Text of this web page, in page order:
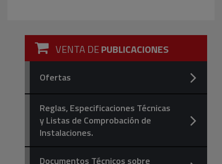
VENTA DEPUBLICACIONES
Ofertas
Reglas, Especificaciones Técnicas
y Listas de Comprobación de
Instalaciones.
Documentos Técnicos sobre